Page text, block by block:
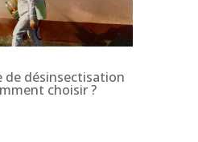
de désinsectisation
choisir ?